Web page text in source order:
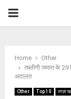
PRIMARY
Home
Other
तब्लीगी जमात के
अदालत
Other Top 10 ताज़ा